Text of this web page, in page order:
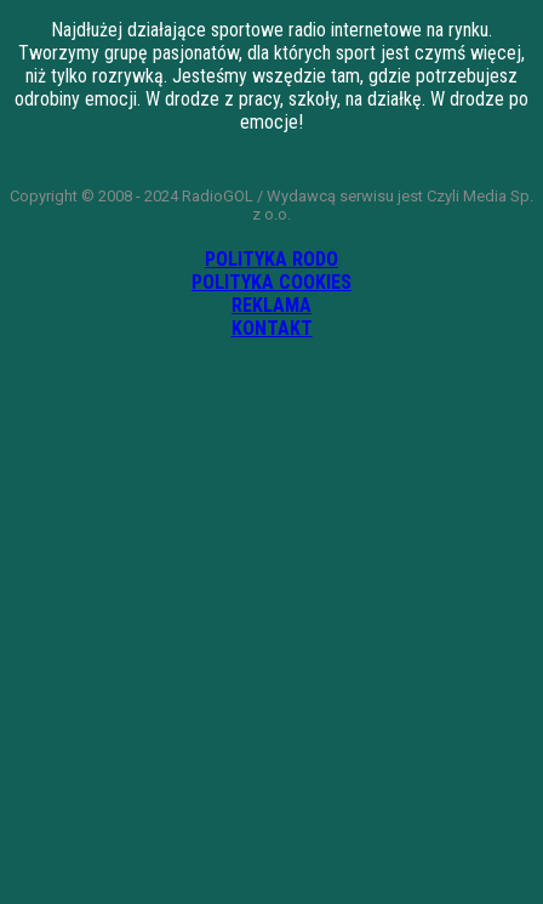
Najdłużej działające sportowe radio internetowe na rynku.
Tworzymy grupę pasjonatów, dla których sport jest czymś więcej,
niż tylko rozrywką. Jesteśmy wszędzie tam, gdzie potrzebujesz
odrobiny emocji. W drodze z pracy, szkoły, na działkę. W drodze po
emocje!
Copyright © 2008 - 2024 RadioGOL / Wydawcą serwisu jest Czyli Media Sp.
z o.o.
POLITYKA RODO
POLITYKA COOKIES
REKLAMA
KONTAKT